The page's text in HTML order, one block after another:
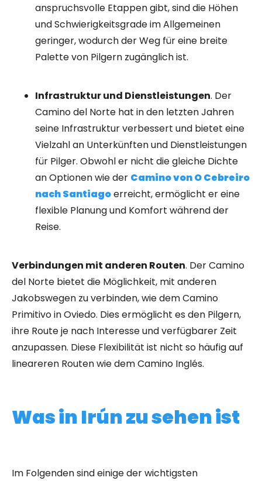
anspruchsvolle Etappen gibt, sind die Höhen
und Schwierigkeitsgrade im Allgemeinen
geringer, wodurch der Weg für eine breite
Palette von Pilgern zugänglich ist.
Infrastruktur und Dienstleistungen. Der
Camino del Norte hat in den letzten Jahren
seine Infrastruktur verbessert und bietet eine
Vielzahl an Unterkünften und Dienstleistungen
für Pilger. Obwohl er nicht die gleiche Dichte
an Optionen wie der Camino von O Cebreiro
nach Santiagoerreicht, ermöglicht er eine
flexible Planung und Komfort während der
Reise.
Verbindungen mit anderen Routen. Der Camino
del Norte bietet die Möglichkeit, mit anderen
Jakobswegen zu verbinden, wie dem Camino
Primitivo in Oviedo. Dies ermöglicht es den Pilgern,
ihre Route je nach Interesse und verfügbarer Zeit
anzupassen. Diese Flexibilität ist nicht so häufig auf
lineareren Routen wie dem Camino Inglés.
Was in Irún zu sehen ist
Im Folgenden sind einige der wichtigsten